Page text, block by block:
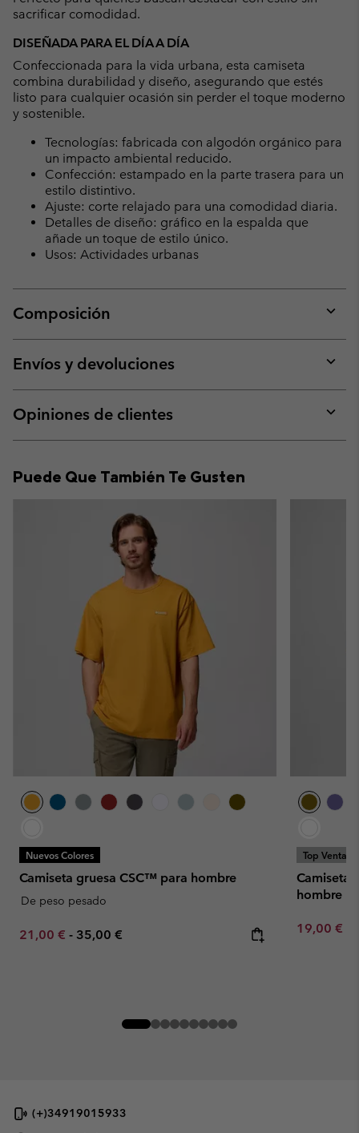
sacrificar comodidad.
DISEÑADA PARA EL DÍA A DÍA
Confeccionada para la vida urbana, esta camiseta
combina durabilidad y diseño, asegurando que estés
listo para cualquier ocasión sin perder el toque moderno
y sostenible.
Tecnologías: fabricada con algodón orgánico para
un impacto ambiental reducido.
Confección: estampado en la parte trasera para un
estilo distintivo.
Ajuste: corte relajado para una comodidad diaria.
Detalles de diseño: gráfico en la espalda que
añade un toque de estilo único.
Usos: Actividades urbanas
Composición
or
Envíos y devoluciones
or
Opiniones de clientes
or
Puede Que También Te Gusten
Nuevos Colores
Camiseta gruesa CSC™ para hombre
De peso pesado
Minimum sale price:
21,00 € - Maximum price:
35,00 €
Top Ventas
Camiseta
hombre
Minimum
19,00 €
(+)34919015933